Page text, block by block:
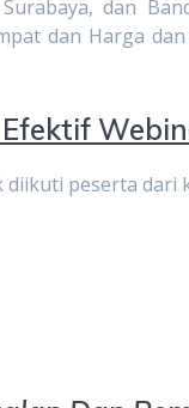
dan
dan Harga
peserta dari